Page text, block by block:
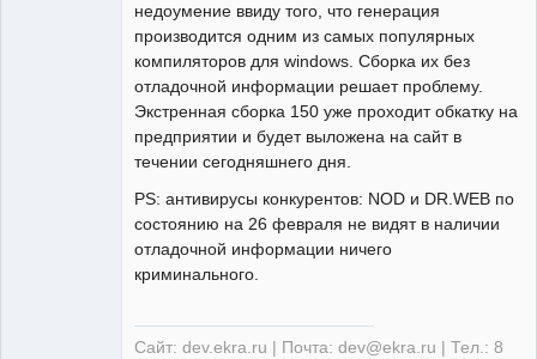
недоумение ввиду того, что генерация
производится одним из самых популярных
компиляторов для windows. Сборка их без
отладочной информации решает проблему.
Экстренная сборка 150 уже проходит обкатку на
предприятии и будет выложена на сайт в
течении сегодняшнего дня.
PS: антивирусы конкурентов: NOD и DR.WEB по
состоянию на 26 февраля не видят в наличии
отладочной информации ничего
криминального.
Сайт: dev.ekra.ru | Почта: dev@ekra.ru | Тел.: 8